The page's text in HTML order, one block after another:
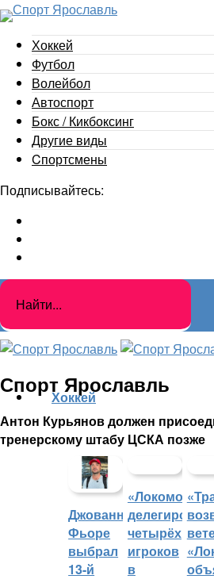
Хоккей
Футбол
Волейбол
Автоспорт
Бокс / Кикбоксинг
Другие виды
Cпортсмены
Подписывайтесь:
Спорт Ярославль
Антон Курьянов должен
тренерскому штабу ЦСКА позже
Хоккей
Джованни
Фьоре
выбрал
13-й
«Локомотив»
делегировал
четырёх
игроков
в